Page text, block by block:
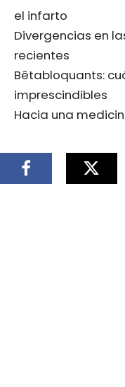
el infarto
Divergencias en
recientes
Bêtabloquants:
imprescindibles
Hacia una